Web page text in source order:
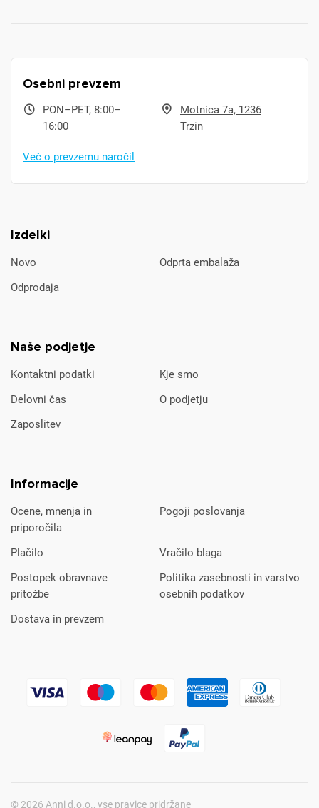
Izdelki
Novo
Odprta embalaža
Odprodaja
Naše podjetje
Kontaktni podatki
Kje smo
Delovni čas
O podjetju
Zaposlitev
Informacije
Ocene, mnenja in
priporočila
Pogoji poslovanja
Plačilo
Vračilo blaga
Postopek obravnave
pritožbe
Politika zasebnosti in varstvo
osebnih podatkov
Dostava in prevzem
Osebni prevzem
PON–PET, 8:00–
16:00
Motnica 7a, 1236
Trzin
Več o prevzemu naročil
© 2026 Anni d.o.o., vse pravice pridržane